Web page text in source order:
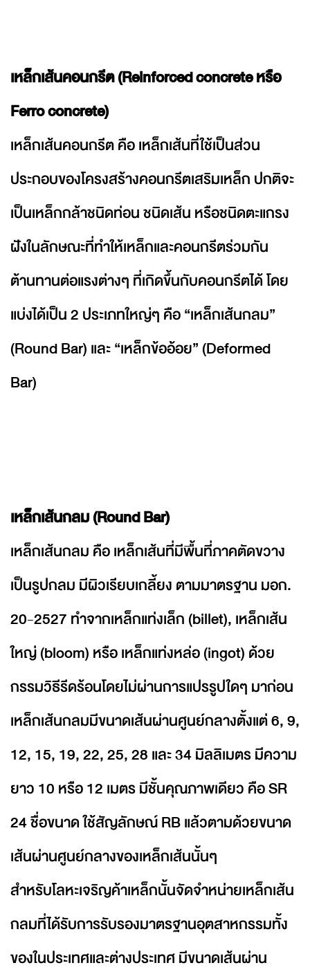
เหล็กเส้นคอนกรีต (Reinforced concrete หรือ
Ferro concrete)
เหล็กเส้นคอนกรีต คือ เหล็กเส้นที่ใช้เป็นส่วน
ประกอบของโครงสร้างคอนกรีตเสริมเหล็ก ปกติจะ
เป็นเหล็กกล้าชนิดท่อน ชนิดเส้น หรือชนิดตะแกรง
ฝังในลักษณะที่ทำให้เหล็กและคอนกรีตร่วมกัน
ต้านทานต่อแรงต่างๆ ที่เกิดขึ้นกับคอนกรีตได้ โดย
แบ่งได้เป็น 2 ประเภทใหญ่ๆ คือ “เหล็กเส้นกลม”
(Round Bar) และ “เหล็กข้ออ้อย” (Deformed
Bar)
เหล็กเส้นกลม (Round Bar)
เหล็กเส้นกลม คือ เหล็กเส้นที่มีพื้นที่ภาคตัดขวาง
เป็นรูปกลม มีผิวเรียบเกลี้ยง ตามมาตรฐาน มอก.
20-2527 ทำจากเหล็กแท่งเล็ก (billet), เหล็กเส้น
ใหญ่ (bloom) หรือ เหล็กแท่งหล่อ (ingot) ด้วย
กรรมวิธีรีดร้อนโดยไม่ผ่านการแปรรูปใดๆ มาก่อน
เหล็กเส้นกลมมีขนาดเส้นผ่านศูนย์กลางตั้งแต่ 6, 9,
12, 15, 19, 22, 25, 28 และ 34 มิลลิเมตร มีความ
ยาว 10 หรือ 12 เมตร มีชั้นคุณภาพเดียว คือ SR
24 ชื่อขนาด ใช้สัญลักษณ์ RB แล้วตามด้วยขนาด
เส้นผ่านศูนย์กลางของเหล็กเส้นนั้นๆ
สำหรับโลหะเจริญค้าเหล็กนั้นจัดจำหน่ายเหล็กเส้น
กลมที่ได้รับการรับรองมาตรฐานอุตสาหกรรมทั้ง
ของในประเทศและต่างประเทศ มีขนาดเส้นผ่าน